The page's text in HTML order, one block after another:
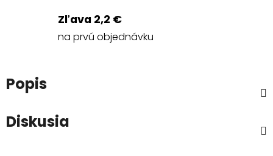
Zľava 2,2 €
na prvú objednávku
Popis
Diskusia